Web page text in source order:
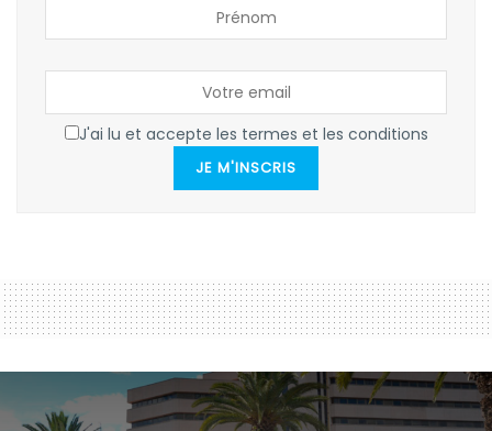
J'ai lu et accepte les termes et les conditions
JE M'INSCRIS